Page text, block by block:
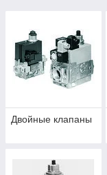
Двойные клапаны